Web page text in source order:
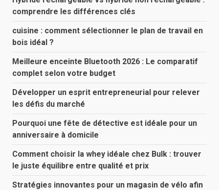
comprendre les différences clés
cuisine : comment sélectionner le plan de travail en
bois idéal ?
Meilleure enceinte Bluetooth 2026 : Le comparatif
complet selon votre budget
Développer un esprit entrepreneurial pour relever
les défis du marché
Pourquoi une fête de détective est idéale pour un
anniversaire à domicile
Comment choisir la whey idéale chez Bulk : trouver
le juste équilibre entre qualité et prix
Stratégies innovantes pour un magasin de vélo afin